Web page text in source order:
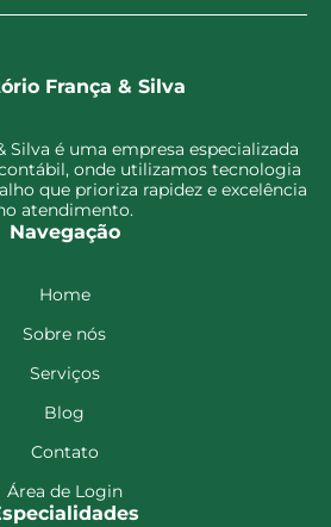
França & Silva
Silva é uma empresa especializada
onde utilizamos tecnologia
que prioriza rapidez e excelência
atendimento.
Navegação
Home
Sobre nós
Serviços
Blog
Contato
Área de Login